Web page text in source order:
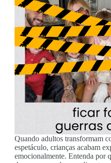
Quando adultos transformam
espetáculo, crianças acabam
emocionalmente. Entenda por